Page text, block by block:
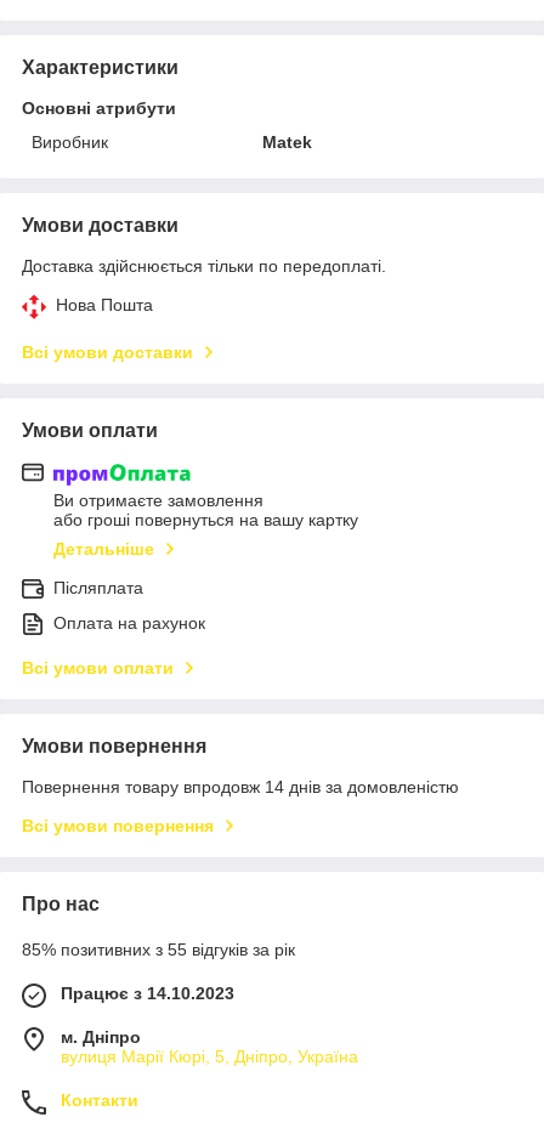
Характеристики
Основні атрибути
Виробник
Matek
Умови доставки
Доставка здійснюється тільки по передоплаті.
Нова Пошта
Всі умови доставки
Умови оплати
Ви отримаєте замовлення
або гроші повернуться на вашу картку
Детальніше
Післяплата
Оплата на рахунок
Всі умови оплати
Умови повернення
Повернення товару впродовж 14 днів за домовленістю
Всі умови повернення
Про нас
85% позитивних з 55 відгуків за рік
Працює з 14.10.2023
м. Дніпро
вулиця Марії Кюрі, 5, Дніпро, Україна
Контакти